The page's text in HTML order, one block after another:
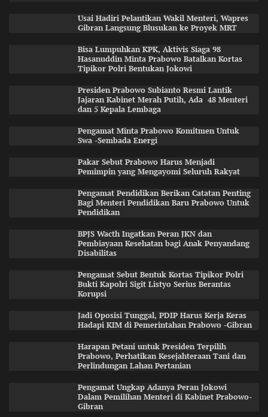
Usai Hadiri Pelantikan Wakil Menteri, Wapres
Gibran Langsung Blusukan ke Proyek MRT
Bisa Lumpuhkan KPK, Aktivis Siaga 98
Hasanuddin Minta Prabowo Batalkan Kortas
Tipikor Polri Bentukan Jokowi
Presiden Prabowo Subianto Resmi Lantik
Jajaran Kabinet Merah Putih, Ada 48 Menteri
dan 5 Kepala Lembaga
Pengamat Minta Prabowo Komitmen Untuk
Swa -Sembada Energi
Pakar Sebut Prabowo Harus Menjadi
Pemimpin yang Mengayomi Seluruh Rakyat
Pengamat Pendidikan Berikan Catatan Penting
Bagi Menteri Pendidikan Baru Prabowo Untuk
Pendidikan
BPJS Wacth Ingatkan Peran JKN dan
Pembiayaan Kesehatan bagi Anak Penyandang
Disabilitas
Pengamat Sebut Bentuk Kortas Tipikor Polri
Bukti Kapolri Sigit Listyo Serius Berantas
Korupsi
Jadi Oposisi Tunggal, PDIP Harus Kerja Keras
Hadapi KIM di Pemerintahan Prabowo -Gibran
Harapan Petani untuk Presiden Terpilih
Prabowo, Perhatikan Kesejahteraan Tani dan
Perlindungan Lahan Pertanian
Pengamat Ungkap Adanya Peran Jokowi
Dalam Pemilihan Menteri di Kabinet Prabowo-
Gibran